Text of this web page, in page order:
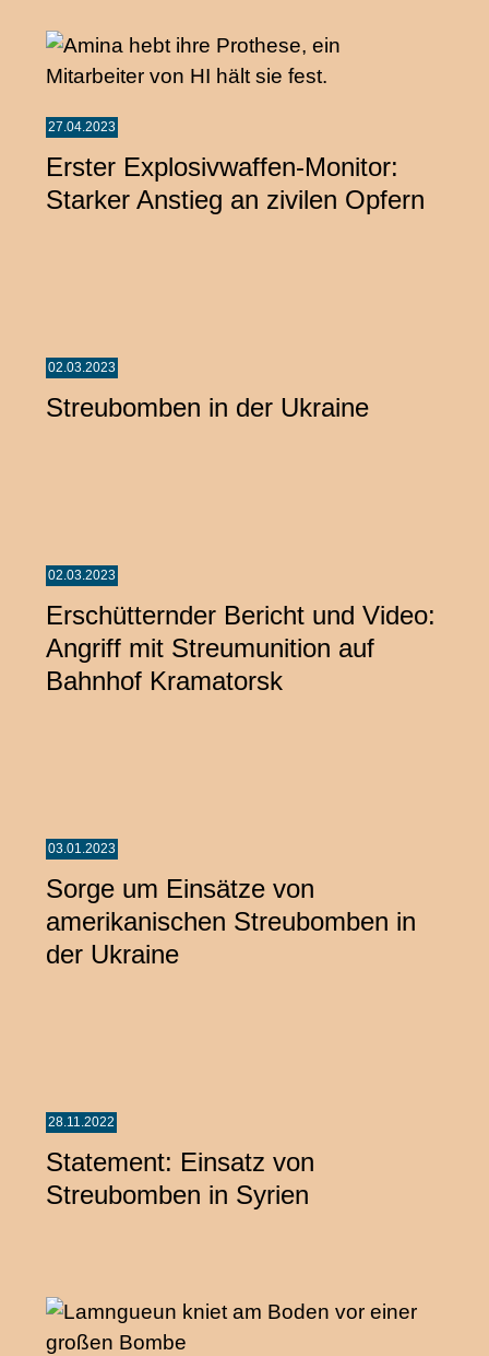
27.04.2023
Erster Explosivwaffen-Monitor:
Starker Anstieg an zivilen Opfern
02.03.2023
Streubomben in der Ukraine
02.03.2023
Erschütternder Bericht und Video:
Angriff mit Streumunition auf
Bahnhof Kramatorsk
03.01.2023
Sorge um Einsätze von
amerikanischen Streubomben in
der Ukraine
28.11.2022
Statement: Einsatz von
Streubomben in Syrien